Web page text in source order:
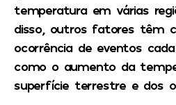
temperatura em várias
disso, outros fatores têm
ocorrência de eventos
como o aumento da
superfície terrestre e dos